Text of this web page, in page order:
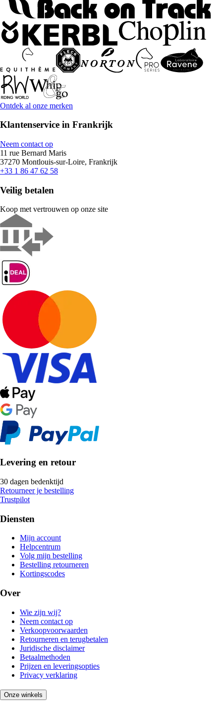
Ontdek al onze merken
Klantenservice in Frankrijk
Neem contact op
11 rue Bernard Maris
37270 Montlouis-sur-Loire, Frankrijk
+33 1 86 47 62 58
Veilig betalen
Koop met vertrouwen op onze site
Levering en retour
30 dagen bedenktijd
Retourneer je bestelling
Trustpilot
Diensten
Mijn account
Helpcentrum
Volg mijn bestelling
Bestelling retourneren
Kortingscodes
Over
Wie zijn wij?
Neem contact op
Verkoopvoorwaarden
Retourneren en terugbetalen
Juridische disclaimer
Betaalmethoden
Prijzen en leveringsopties
Privacy verklaring
Onze winkels